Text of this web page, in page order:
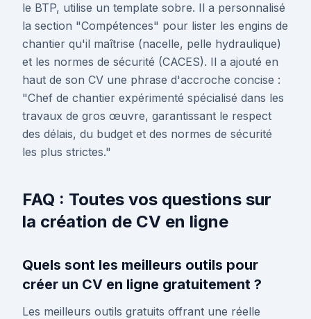
le BTP, utilise un template sobre. Il a personnalisé
la section "Compétences" pour lister les engins de
chantier qu'il maîtrise (nacelle, pelle hydraulique)
et les normes de sécurité (CACES). Il a ajouté en
haut de son CV une phrase d'accroche concise :
"Chef de chantier expérimenté spécialisé dans les
travaux de gros œuvre, garantissant le respect
des délais, du budget et des normes de sécurité
les plus strictes."
FAQ : Toutes vos questions sur
la création de CV en ligne
Quels sont les meilleurs outils pour
créer un CV en ligne gratuitement ?
Les meilleurs outils gratuits offrant une réelle